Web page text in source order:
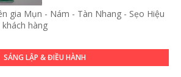
gia Mụn - Nám - Tàn Nhang - Sẹo Hiệu
hàng
SÁNG LẬP & ĐIỀU HÀNH